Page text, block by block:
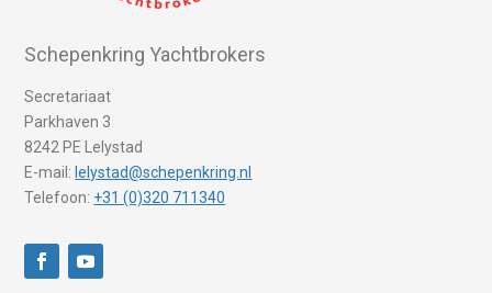
Schepenkring Yachtbrokers
Secretariaat
Parkhaven 3
8242 PE Lelystad
E-mail: lelystad@schepenkring.nl
Telefoon: +31 (0)320 711340